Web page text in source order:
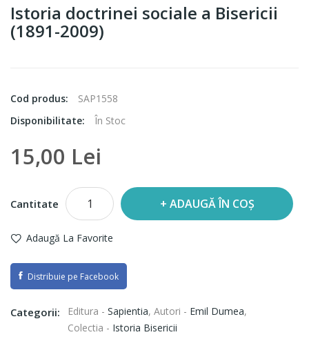
Istoria doctrinei sociale a Bisericii
(1891-2009)
Cod produs:
SAP1558
Disponibilitate:
În Stoc
15,00 Lei
Cantitate ADAUGĂ ÎN COȘ
Adaugă La Favorite
Distribuie pe Facebook
Categorii: Editura - Sapientia, Autori - Emil Dumea,
Colectia - Istoria Bisericii